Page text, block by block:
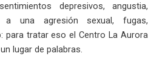
depresivos, angustia,
a una agresión sexual, fugas,
para tratar eso el Centro La Aurora
lugar de palabras.